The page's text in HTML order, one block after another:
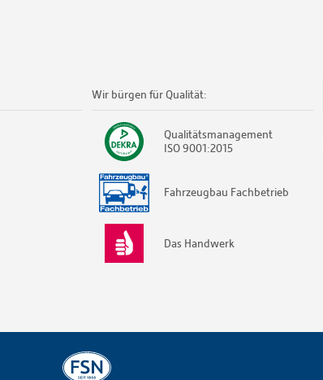
Wir bürgen für Qualität:
Qualitätsmanagement
ISO 9001:2015
Fahrzeugbau Fachbetrieb
Das Handwerk